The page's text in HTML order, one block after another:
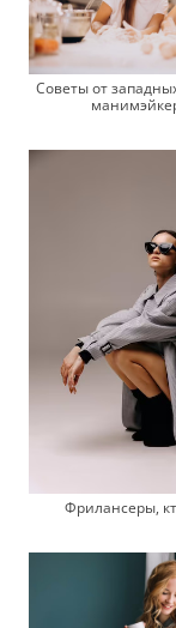
Советы от
Фрилансеры,